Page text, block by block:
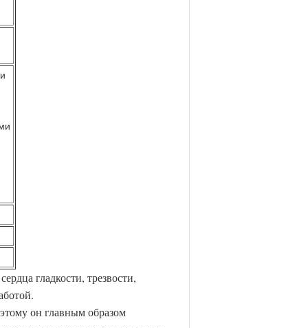
гладкости, трезвости,
он главным образом